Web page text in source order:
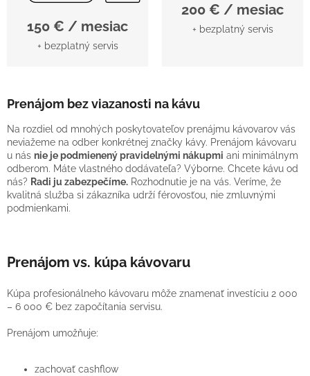
150 € / mesiac
+ bezplatný servis
200 € / mesiac
+ bezplatný servis
Prenájom bez viazanosti na kávu
Na rozdiel od mnohých poskytovateľov prenájmu kávovarov vás
neviažeme na odber konkrétnej značky kávy. Prenájom kávovaru
u nás nie je podmienený pravidelnými nákupmi ani minimálnym
odberom. Máte vlastného dodávateľa? Výborne. Chcete kávu od
nás? Radi ju zabezpečíme. Rozhodnutie je na vás. Veríme, že
kvalitná služba si zákazníka udrží férovosťou, nie zmluvnými
podmienkami.
Prenájom vs. kúpa kávovaru
Kúpa profesionálneho kávovaru môže znamenať investíciu 2 000
– 6 000 € bez započítania servisu.
Prenájom umožňuje:
zachovať cashflow